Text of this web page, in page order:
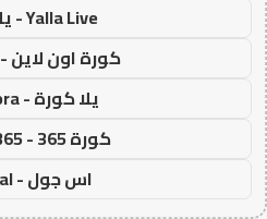
Yalla Live - يلا لايف
كورة اون لاين - koora onl
يلا كورة - yallakora
كورة 365 - kooora 365
اس جول - AS Goal